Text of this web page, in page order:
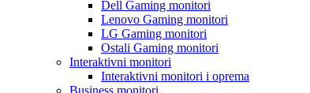
Dell Gaming monitori
Lenovo Gaming monitori
LG Gaming monitori
Ostali Gaming monitori
Interaktivni monitori
Interaktivni monitori i oprema
Business monitori